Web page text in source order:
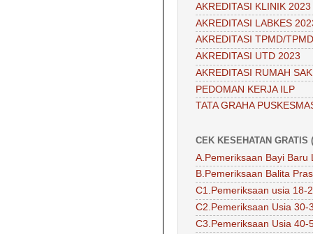
AKREDITASI KLINIK 2023
AKREDITASI LABKES
AKREDITASI TPMD/
AKREDITASI UTD 2023
AKREDITASI RUMAH
PEDOMAN KERJA ILP
TATA GRAHA
CEK KESEHATAN GRATIS
A.Pemeriksaan Bayi Baru
B.Pemeriksaan Balita
C1.Pemeriksaan usia 18-
C2.Pemeriksaan Usia 30-
C3.Pemeriksaan Usia 40-